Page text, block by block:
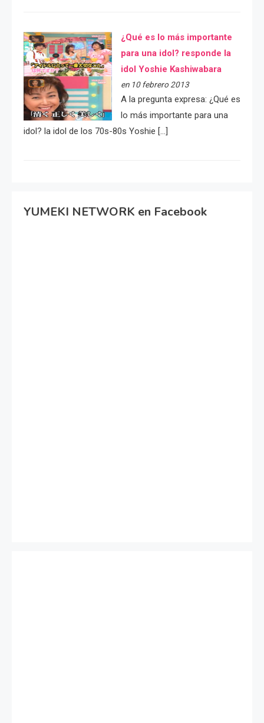
¿Qué es lo más importante
para una idol? responde la
idol Yoshie Kashiwabara
en 10 febrero 2013
A la pregunta expresa: ¿Qué es
lo más importante para una
idol? la idol de los 70s-80s Yoshie […]
YUMEKI NETWORK en Facebook